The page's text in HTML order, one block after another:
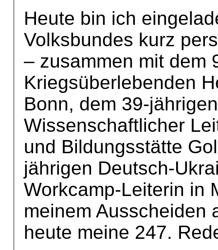
Heute bin ich
Volksbundes kurz
– zusammen mit dem
Kriegsüberlebenden
Bonn, dem 39-
Wissenschaftlicher
und Bildungsstätte
jährigen Deutsch-
Workcamp-Leiterin in
meinem Ausscheiden
heute meine 247.